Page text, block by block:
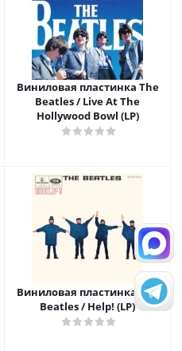
Виниловая пластинка The
Beatles / Live At The
Hollywood Bowl (LP)
Виниловая пластинка The
Beatles / Help! (LP)